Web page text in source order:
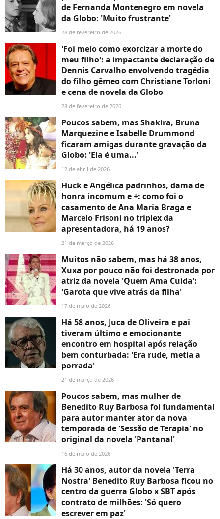
de Fernanda Montenegro em novela
da Globo: 'Muito frustrante'
28 de fevereiro de 2026
'Foi meio como exorcizar a morte do
meu filho': a impactante declaração de
Dennis Carvalho envolvendo tragédia
do filho gêmeo com Christiane Torloni
e cena de novela da Globo
28 de fevereiro de 2026
Poucos sabem, mas Shakira, Bruna
Marquezine e Isabelle Drummond
ficaram amigas durante gravação da
Globo: 'Ela é uma...'
12 de abril de 2026
Huck e Angélica padrinhos, dama de
honra incomum e +: como foi o
casamento de Ana Maria Braga e
Marcelo Frisoni no triplex da
apresentadora, há 19 anos?
21 de março de 2026
Muitos não sabem, mas há 38 anos,
Xuxa por pouco não foi destronada por
atriz da novela 'Quem Ama Cuida':
'Garota que vive atrás da filha'
17 de maio de 2026
Há 58 anos, Juca de Oliveira e pai
tiveram último e emocionante
encontro em hospital após relação
bem conturbada: 'Era rude, metia a
porrada'
21 de março de 2026
Poucos sabem, mas mulher de
Benedito Ruy Barbosa foi fundamental
para autor manter ator da nova
temporada de 'Sessão de Terapia' no
original da novela 'Pantanal'
16 de maio de 2026
Há 30 anos, autor da novela 'Terra
Nostra' Benedito Ruy Barbosa ficou no
centro da guerra Globo x SBT após
contrato de milhões: 'Só quero
escrever em paz'